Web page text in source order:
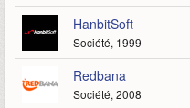
HanbitSoft
Société, 1999
Redbana
Société, 2008